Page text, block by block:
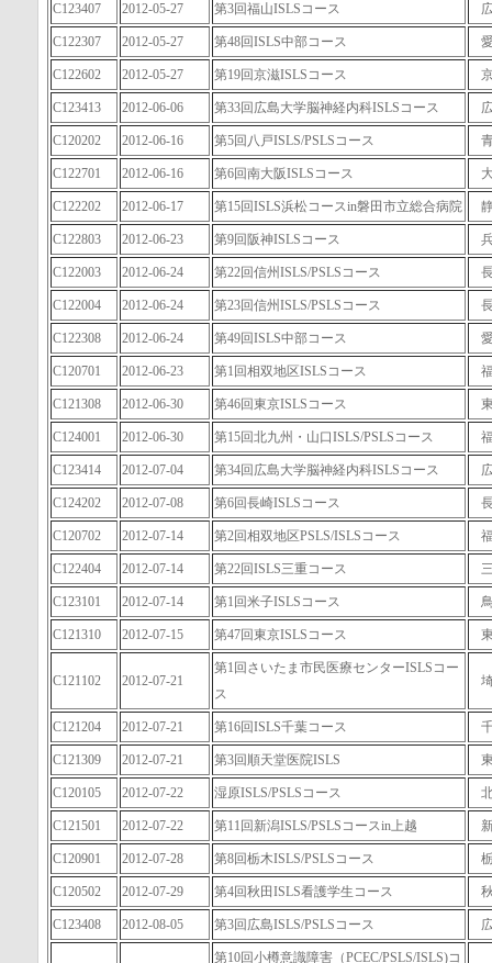
C123407 2012-05-27 第3回福山ISLSコース
C122307 2012-05-27 第48回ISLS中部コース
C122602 2012-05-27 第19回京滋ISLSコース
C123413 2012-06-06 第33回広島大学脳神経内科ISLSコース
C120202 2012-06-16 第5回八戸ISLS/PSLSコース
C122701 2012-06-16 第6回南大阪ISLSコース
C122202 2012-06-17 第15回ISLS浜松コースin磐田市立総合病院
C122803 2012-06-23 第9回阪神ISLSコース
C122003 2012-06-24 第22回信州ISLS/PSLSコース
C122004 2012-06-24 第23回信州ISLS/PSLSコース
C122308 2012-06-24 第49回ISLS中部コース
C120701 2012-06-23 第1回相双地区ISLSコース
C121308 2012-06-30 第46回東京ISLSコース
C124001 2012-06-30 第15回北九州・山口ISLS/PSLSコース
C123414 2012-07-04 第34回広島大学脳神経内科ISLSコース
C124202 2012-07-08 第6回長崎ISLSコース
C120702 2012-07-14 第2回相双地区PSLS/ISLSコース
C122404 2012-07-14 第22回ISLS三重コース
C123101 2012-07-14 第1回米子ISLSコース
C121310 2012-07-15 第47回東京ISLSコース
C121102 2012-07-21
第1回さいたま市民医療センターISLSコー
ス
C121204 2012-07-21 第16回ISLS千葉コース
C121309 2012-07-21 第3回順天堂医院ISLS
C120105 2012-07-22 湿原ISLS/PSLSコース
C121501 2012-07-22 第11回新潟ISLS/PSLSコースin上越
C120901 2012-07-28 第8回栃木ISLS/PSLSコース
C120502 2012-07-29 第4回秋田ISLS看護学生コース
C123408 2012-08-05 第3回広島ISLS/PSLSコース
第10回小樽意識障害（PCEC/PSLS/ISLS)コ